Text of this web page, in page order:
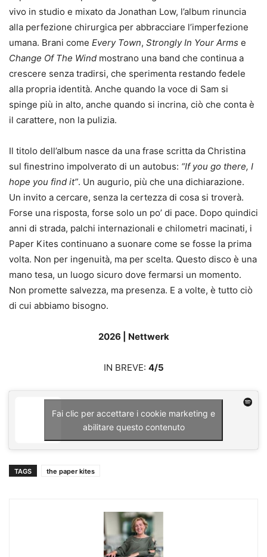
vivo in studio e mixato da Jonathan Low, l’album rinuncia
alla perfezione chirurgica per abbracciare l’imperfezione
umana. Brani come Every Town, Strongly In Your Arms e
Change Of The Wind mostrano una band che continua a
crescere senza tradirsi, che sperimenta restando fedele
alla propria identità. Anche quando la voce di Sam si
spinge più in alto, anche quando si incrina, ciò che conta è
il carattere, non la pulizia.
Il titolo dell’album nasce da una frase scritta da Christina
sul finestrino impolverato di un autobus: “If you go there, I
hope you find it”. Un augurio, più che una dichiarazione.
Un invito a cercare, senza la certezza di cosa si troverà.
Forse una risposta, forse solo un po’ di pace. Dopo quindici
anni di strada, palchi internazionali e chilometri macinati, i
Paper Kites continuano a suonare come se fosse la prima
volta. Non per ingenuità, ma per scelta. Questo disco è una
mano tesa, un luogo sicuro dove fermarsi un momento.
Non promette salvezza, ma presenza. E a volte, è tutto ciò
di cui abbiamo bisogno.
2026 | Nettwerk
IN BREVE: 4/5
Fai clic per accettare i cookie marketing e
abilitare questo contenuto
TAGS the paper kites